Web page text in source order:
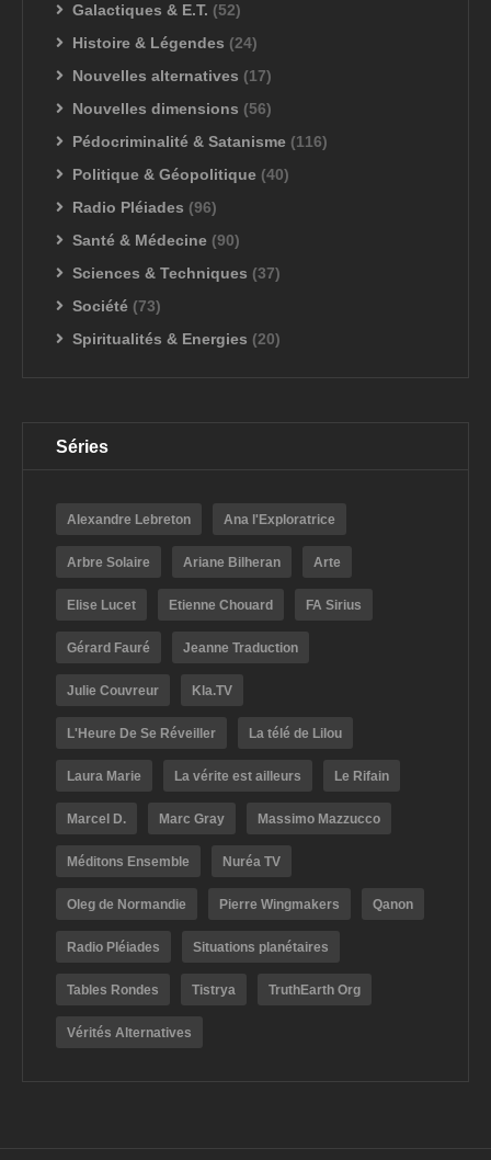
Galactiques & E.T. (52)
Histoire & Légendes (24)
Nouvelles alternatives (17)
Nouvelles dimensions (56)
Pédocriminalité & Satanisme (116)
Politique & Géopolitique (40)
Radio Pléiades (96)
Santé & Médecine (90)
Sciences & Techniques (37)
Société (73)
Spiritualités & Energies (20)
Séries
Alexandre Lebreton Ana l'Exploratrice
Arbre Solaire Ariane Bilheran Arte
Elise Lucet Etienne Chouard FA Sirius
Gérard Fauré Jeanne Traduction
Julie Couvreur Kla.TV
L'Heure De Se Réveiller La télé de Lilou
Laura Marie La vérite est ailleurs Le Rifain
Marcel D. Marc Gray Massimo Mazzucco
Méditons Ensemble Nuréa TV
Oleg de Normandie Pierre Wingmakers Qanon
Radio Pléiades Situations planétaires
Tables Rondes Tistrya TruthEarth Org
Vérités Alternatives